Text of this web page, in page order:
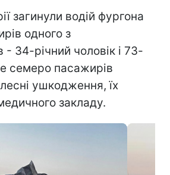
загинули водій фургона
одного з
- 34-річний чоловік і 73-
семеро пасажирів
ушкодження, їх
закладу.